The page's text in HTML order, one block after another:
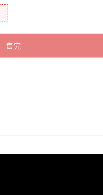
售完